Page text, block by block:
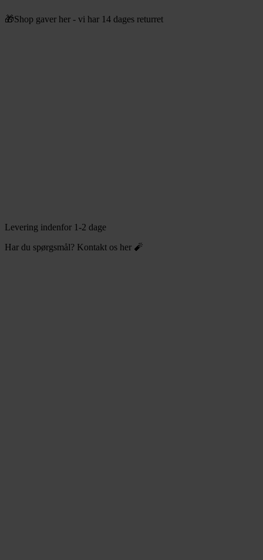
til
🎁Shop gaver her - vi har 14 dages returret
Levering indenfor 1-2 dage
Har du spørgsmål? Kontakt os her 🧨